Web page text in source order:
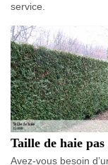
service.
Taille de haie
Avez-vous besoin